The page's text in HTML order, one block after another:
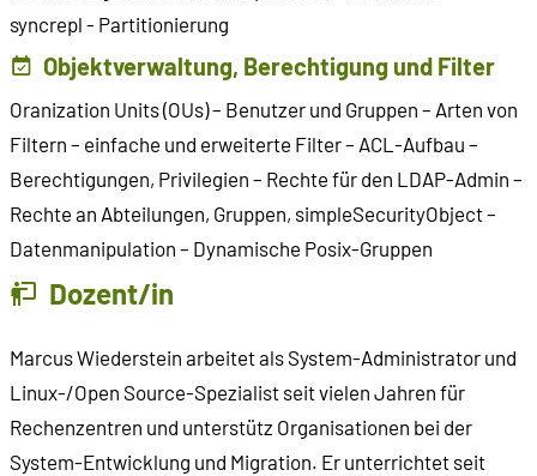
syncrepl - Partitionierung
Objektverwaltung, Berechtigung und Filter
Oranization Units (OUs) – Benutzer und Gruppen – Arten von
Filtern – einfache und erweiterte Filter – ACL-Aufbau –
Berechtigungen, Privilegien – Rechte für den LDAP-Admin –
Rechte an Abteilungen, Gruppen, simpleSecurityObject –
Datenmanipulation – Dynamische Posix-Gruppen
Dozent/in
Marcus Wiederstein arbeitet als System-Administrator und
Linux-/Open Source-Spezialist seit vielen Jahren für
Rechenzentren und unterstütz Organisationen bei der
System-Entwicklung und Migration. Er unterrichtet seit